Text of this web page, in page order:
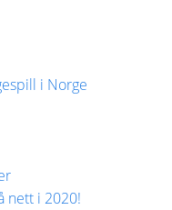
i Norge
nett i 2020!